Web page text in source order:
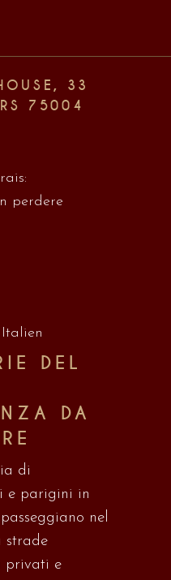
33
75004
perdere
Italien
DEL
DA
di
e parigini in
nel
strade
privati e